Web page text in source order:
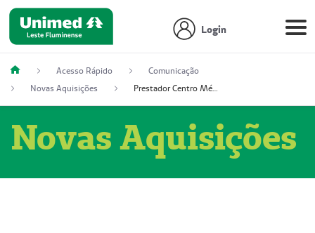
Login
Acesso Rápido
Comunicação
Novas Aquisições
Prestador Centro Médico Vitória Ltda, 51004350-4: Centro Médico Vitória Ltda (Nome Fantasia: Policlínica Master)
Novas Aquisições